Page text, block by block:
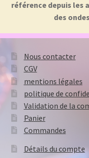
référence depuis les
des
Nous contacter
CGV
mentions légales
politique de
Validation de la
Panier
Commandes
Détails du compte